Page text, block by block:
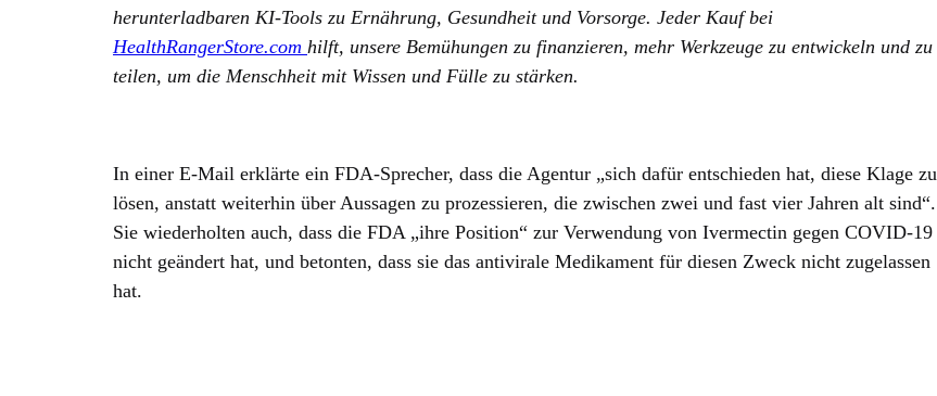
herunterladbaren KI-Tools zu Ernährung, Gesundheit und Vorsorge. Jeder Kauf bei
HealthRangerStore.com hilft, unsere Bemühungen zu finanzieren, mehr Werkzeuge zu entwickeln und zu
teilen, um die Menschheit mit Wissen und Fülle zu stärken.
In einer E-Mail erklärte ein FDA-Sprecher, dass die Agentur „sich dafür entschieden hat, diese Klage zu
lösen, anstatt weiterhin über Aussagen zu prozessieren, die zwischen zwei und fast vier Jahren alt sind“.
Sie wiederholten auch, dass die FDA „ihre Position“ zur Verwendung von Ivermectin gegen COVID-19
nicht geändert hat, und betonten, dass sie das antivirale Medikament für diesen Zweck nicht zugelassen
hat.